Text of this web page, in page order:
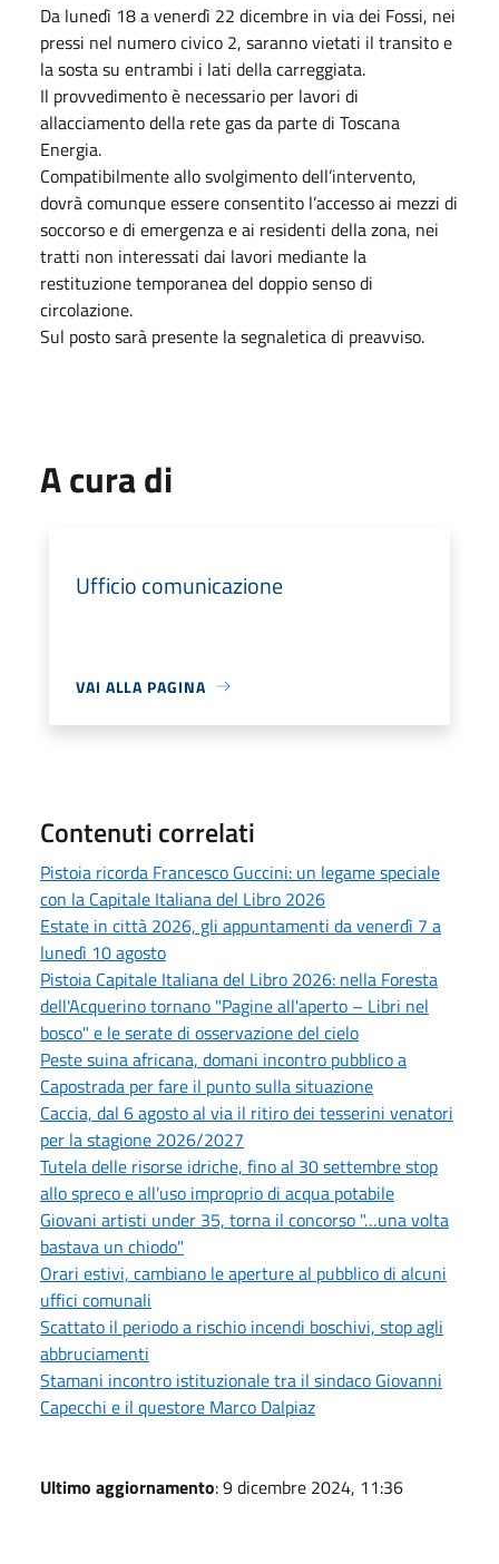
Da lunedì 18 a venerdì 22 dicembre in via dei Fossi, nei
pressi nel numero civico 2, saranno vietati il transito e
la sosta su entrambi i lati della carreggiata.
Il provvedimento è necessario per lavori di
allacciamento della rete gas da parte di Toscana
Energia.
Compatibilmente allo svolgimento dell’intervento,
dovrà comunque essere consentito l’accesso ai mezzi di
soccorso e di emergenza e ai residenti della zona, nei
tratti non interessati dai lavori mediante la
restituzione temporanea del doppio senso di
circolazione.
Sul posto sarà presente la segnaletica di preavviso.
A cura di
Ufficio comunicazione
VAI ALLA PAGINA
Contenuti correlati
Pistoia ricorda Francesco Guccini: un legame speciale
con la Capitale Italiana del Libro 2026
Estate in città 2026, gli appuntamenti da venerdì 7 a
lunedì 10 agosto
Pistoia Capitale Italiana del Libro 2026: nella Foresta
dell'Acquerino tornano "Pagine all'aperto – Libri nel
bosco" e le serate di osservazione del cielo
Peste suina africana, domani incontro pubblico a
Capostrada per fare il punto sulla situazione
Caccia, dal 6 agosto al via il ritiro dei tesserini venatori
per la stagione 2026/2027
Tutela delle risorse idriche, fino al 30 settembre stop
allo spreco e all’uso improprio di acqua potabile
Giovani artisti under 35, torna il concorso "…una volta
bastava un chiodo"
Orari estivi, cambiano le aperture al pubblico di alcuni
uffici comunali
Scattato il periodo a rischio incendi boschivi, stop agli
abbruciamenti
Stamani incontro istituzionale tra il sindaco Giovanni
Capecchi e il questore Marco Dalpiaz
Ultimo aggiornamento: 9 dicembre 2024, 11:36